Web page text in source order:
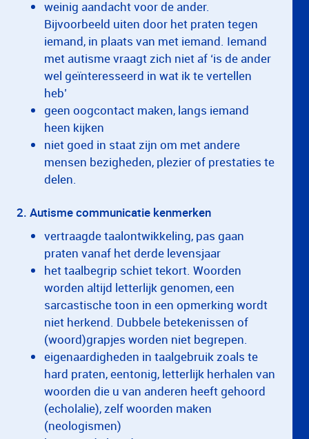
weinig aandacht voor de ander.
Bijvoorbeeld uiten door het praten tegen
iemand, in plaats van met iemand. Iemand
met autisme vraagt zich niet af ‘is de ander
wel geïnteresseerd in wat ik te vertellen
heb’
geen oogcontact maken, langs iemand
heen kijken
niet goed in staat zijn om met andere
mensen bezigheden, plezier of prestaties te
delen.
2. Autisme communicatie kenmerken
vertraagde taalontwikkeling, pas gaan
praten vanaf het derde levensjaar
het taalbegrip schiet tekort. Woorden
worden altijd letterlijk genomen, een
sarcastische toon in een opmerking wordt
niet herkend. Dubbele betekenissen of
(woord)grapjes worden niet begrepen.
eigenaardigheden in taalgebruik zoals te
hard praten, eentonig, letterlijk herhalen van
woorden die u van anderen heeft gehoord
(echolalie), zelf woorden maken
(neologismen)